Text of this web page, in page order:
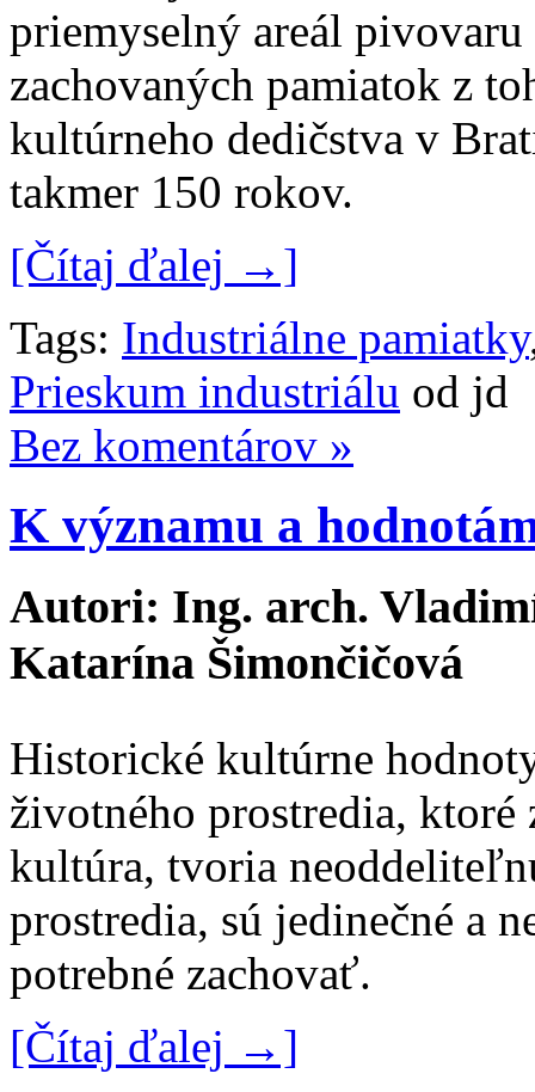
priemyselný areál
zachovaných pamiatok z
kultúrneho dedičstva v
takmer 150 rokov.
[Čítaj ďalej →]
Tags: Industriálne pamiatky
Prieskum industriálu od jd
Bez komentárov »
K významu a
Autori: Ing. arch.
Katarína Šimončičová
Historické kultúrne
životného prostredia,
kultúra, tvoria
prostredia, sú jedinečné a
potrebné zachovať.
[Čítaj ďalej →]